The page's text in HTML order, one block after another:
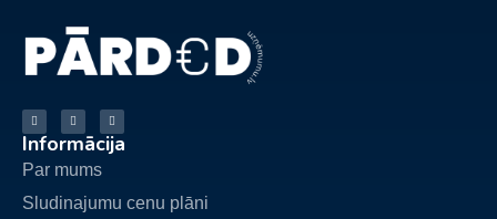
Informācija
Par mums
Sludinajumu cenu plāni